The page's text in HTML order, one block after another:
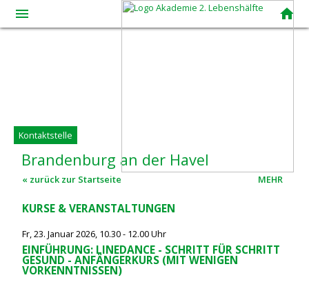
Kontaktstelle
Brandenburg an der Havel
MEHR
« zurück zur Startseite
KURSE & VERANSTALTUNGEN
Fr, 23. Januar 2026, 10.30 - 12.00 Uhr
EINFÜHRUNG: LINEDANCE - SCHRITT FÜR SCHRITT
GESUND - ANFÄNGERKURS (MIT WENIGEN
VORKENNTNISSEN)
menue home